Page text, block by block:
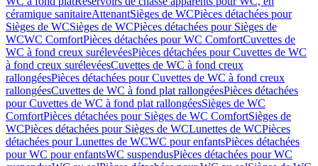
céramique sanitaireAttenantSièges de WCPièces détachées pour
Sièges de WCSièges de WCPièces détachées pour Sièges de
WCWC ComfortPièces détachées pour WC ComfortCuvettes de
WC à fond creux surélevéesPièces détachées pour Cuvettes de WC
à fond creux surélevéesCuvettes de WC à fond creux
rallongéesPièces détachées pour Cuvettes de WC à fond creux
rallongéesCuvettes de WC à fond plat rallongéesPièces détachées
pour Cuvettes de WC à fond plat rallongéesSièges de WC
ComfortPièces détachées pour Sièges de WC ComfortSièges de
WCPièces détachées pour Sièges de WCLunettes de WCPièces
détachées pour Lunettes de WCWC pour enfantsPièces détachées
pour WC pour enfantsWC suspendusPièces détachées pour WC